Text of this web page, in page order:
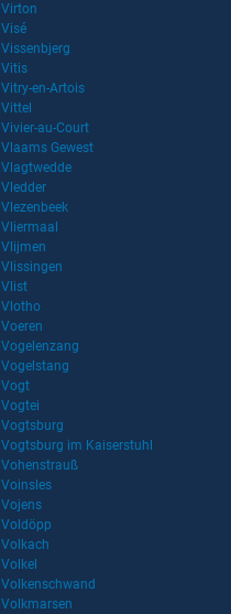
Virton
Visé
Vissenbjerg
Vitis
Vitry-en-Artois
Vittel
Vivier-au-Court
Vlaams Gewest
Vlagtwedde
Vledder
Vlezenbeek
Vliermaal
Vlijmen
Vlissingen
Vlist
Vlotho
Voeren
Vogelenzang
Vogelstang
Vogt
Vogtei
Vogtsburg
Vogtsburg im Kaiserstuhl
Vohenstrauß
Voinsles
Vojens
Voldöpp
Volkach
Volkel
Volkenschwand
Volkmarsen